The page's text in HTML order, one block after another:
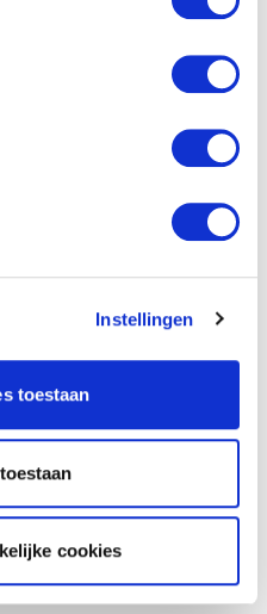
Instellingen
toestaan
cookies